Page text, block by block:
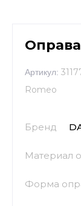
Артикул:
Romeo
Бренд
Материал
Форма